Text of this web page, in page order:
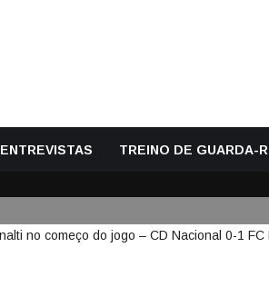
ENTREVISTAS TREINO DE GUARDA-